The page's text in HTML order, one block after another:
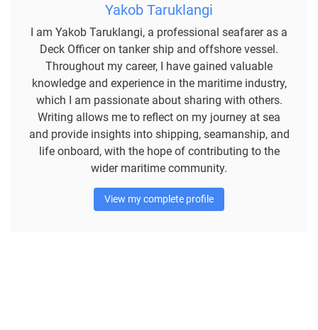
Yakob Taruklangi
I am Yakob Taruklangi, a professional seafarer as a
Deck Officer on tanker ship and offshore vessel.
Throughout my career, I have gained valuable
knowledge and experience in the maritime industry,
which I am passionate about sharing with others.
Writing allows me to reflect on my journey at sea
and provide insights into shipping, seamanship, and
life onboard, with the hope of contributing to the
wider maritime community.
View my complete profile